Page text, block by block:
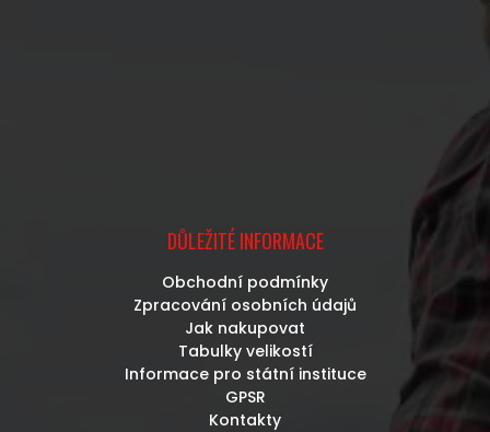
DŮLEŽITÉ INFORMACE
Obchodní podmínky
Zpracování osobních údajů
Jak nakupovat
Tabulky velikostí
Informace pro státní instituce
GPSR
Kontakty